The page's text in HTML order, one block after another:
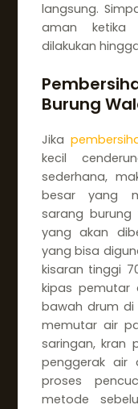
langsung.
aman ketika
dilakukan
Burung
Jika
kecil
sederhana,
besar yang
sarang
yang akan
yang bisa
kisaran tinggi
kipas pemutar
bawah drum di
memutar air
saringan, kran
penggerak air
proses
metode